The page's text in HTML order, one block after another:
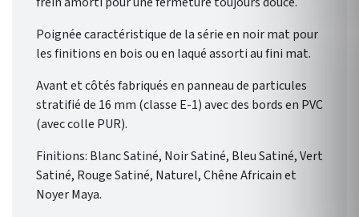
Poignée caractéristique de la série en noir mat pour
les finitions en bois ou en laqué assorti au fini mat.
Avant et côtés fabriqués en panneau de particules
stratifié de 16 mm (classe E-1) avec des bords en PVC
(avec colle PUR).
Finitions: Blanc Satiné, Noir Satiné, Bleu Satiné, Vert
Satiné, Rouge Satiné, Naturel, Chêne Africain et
Noyer Maya.